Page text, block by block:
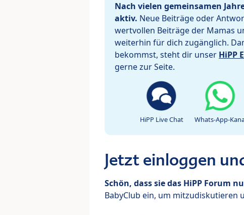
Nach vielen gemeinsamen
aktiv. Neue Beiträge oder
wertvollen Beiträge der Mamas
weiterhin für dich zugänglich.
bekommst, steht dir unser HiPP
gerne zur Seite.
HiPP Live Chat Whats-App-
Jetzt einloggen
Schön, dass sie das HiPP Forum
BabyClub ein, um mitzudiskutieren